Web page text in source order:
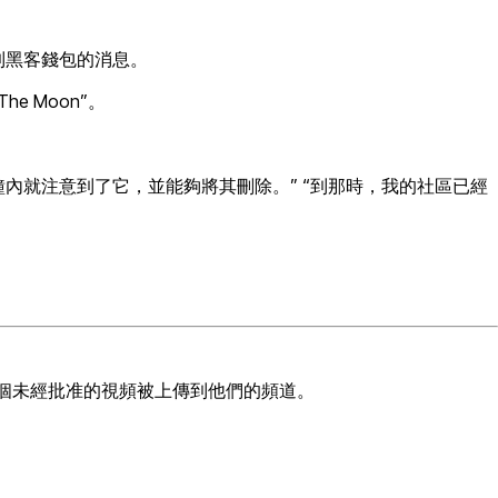
客錢包的消息。
Moon”。
就注意到了它，並能夠將其刪除。” “到那時，我的社區已經
經批准的視頻被上傳到他們的頻道。